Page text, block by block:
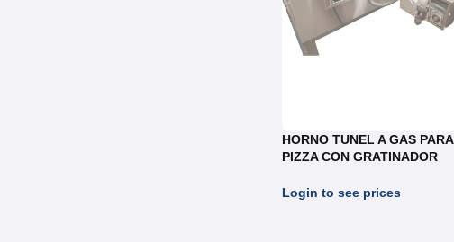
HORNO TUNEL A GAS PARA
PIZZA CON GRATINADOR
Login to see prices